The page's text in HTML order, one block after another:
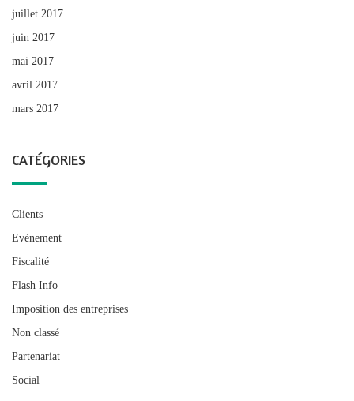
juillet 2017
juin 2017
mai 2017
avril 2017
mars 2017
CATÉGORIES
Clients
Evènement
Fiscalité
Flash Info
Imposition des entreprises
Non classé
Partenariat
Social